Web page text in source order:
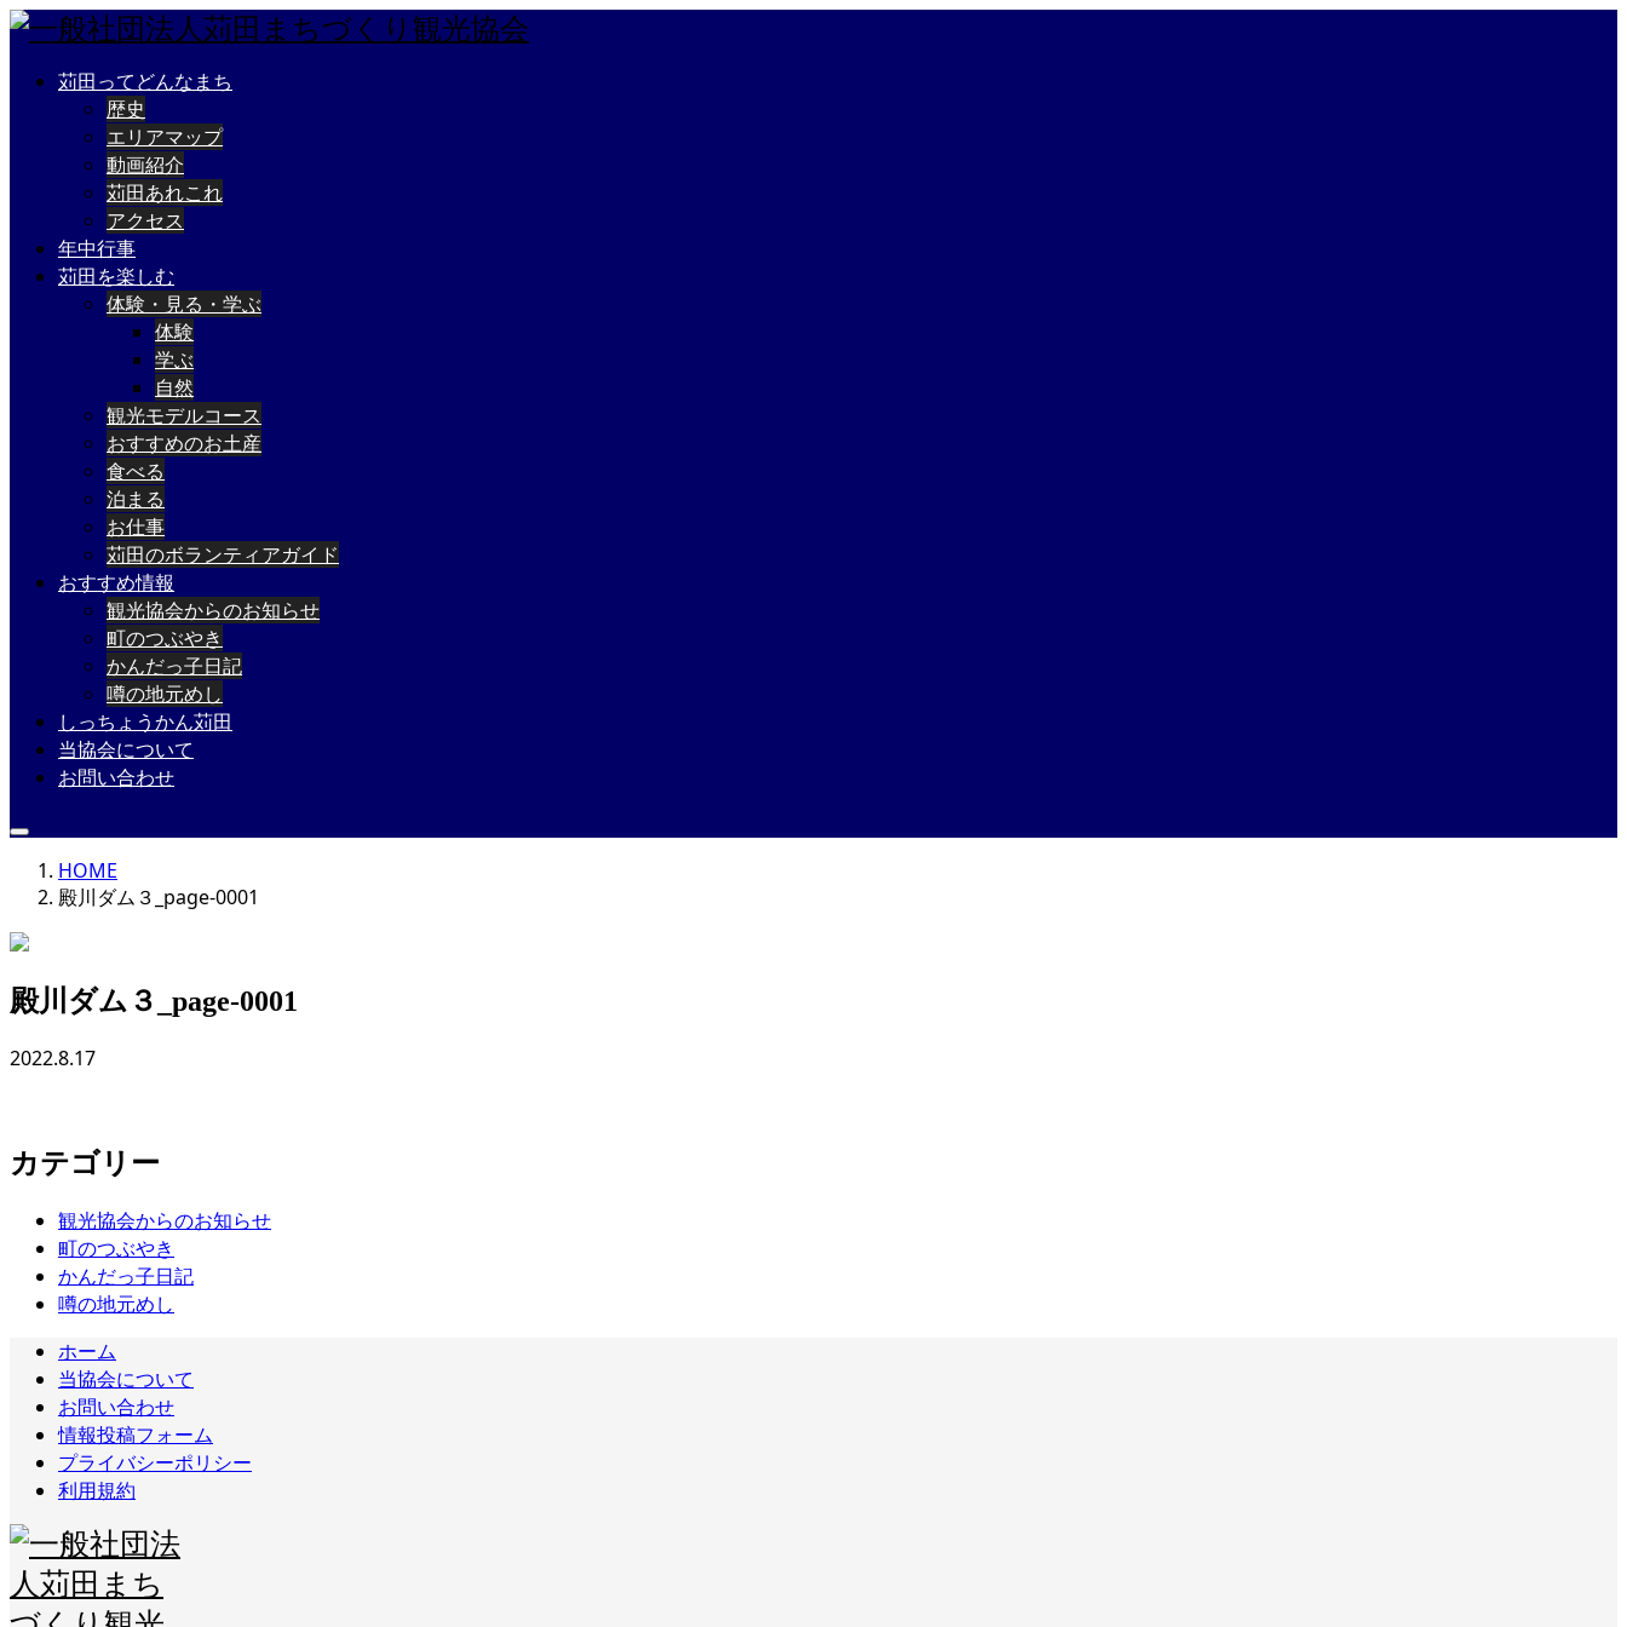
苅田ってどんなまち
歴史
エリアマップ
動画紹介
苅田あれこれ
アクセス
年中行事
苅田を楽しむ
体験・見る・学ぶ
体験
学ぶ
自然
観光モデルコース
おすすめのお土産
食べる
泊まる
お仕事
苅田のボランティアガイド
おすすめ情報
観光協会からのお知らせ
町のつぶやき
かんだっ子日記
噂の地元めし
しっちょうかん苅田
当協会について
お問い合わせ
HOME
殿川ダム３_page-0001
殿川ダム３_page-0001
2022.8.17
カテゴリー
観光協会からのお知らせ
町のつぶやき
かんだっ子日記
噂の地元めし
ホーム
当協会について
お問い合わせ
情報投稿フォーム
プライバシーポリシー
利用規約